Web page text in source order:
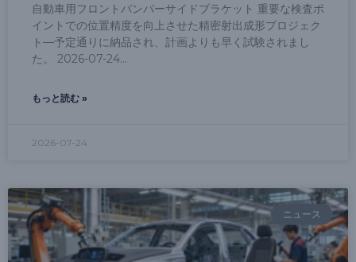
自動車用フロントバンパーサイドブラケット 重要な検査ポ
イントでの位置精度を向上させた精密射出成形プロジェク
ト—予定通りに納品され、計画よりも早く試験されまし
た。 2026-07-24
もっと読む »
2026-07-24
ニュース